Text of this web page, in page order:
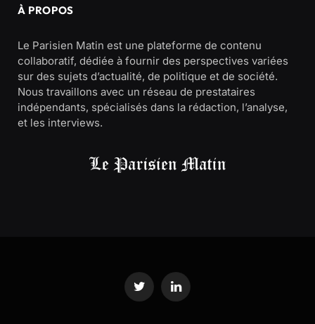
À PROPOS
Le Parisien Matin est une plateforme de contenu
collaboratif, dédiée à fournir des perspectives variées
sur des sujets d’actualité, de politique et de société.
Nous travaillons avec un réseau de prestataires
indépendants, spécialisés dans la rédaction, l’analyse,
et les interviews.
Twitter LinkedIn